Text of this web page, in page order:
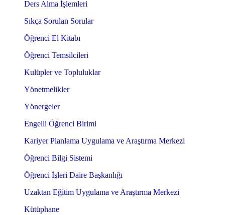
Ders Alma İşlemleri
Sıkça Sorulan Sorular
Öğrenci El Kitabı
Öğrenci Temsilcileri
Kulüpler ve Topluluklar
Yönetmelikler
Yönergeler
Engelli Öğrenci Birimi
Kariyer Planlama Uygulama ve Araştırma Merkezi
Öğrenci Bilgi Sistemi
Öğrenci İşleri Daire Başkanlığı
Uzaktan Eğitim Uygulama ve Araştırma Merkezi
Kütüphane